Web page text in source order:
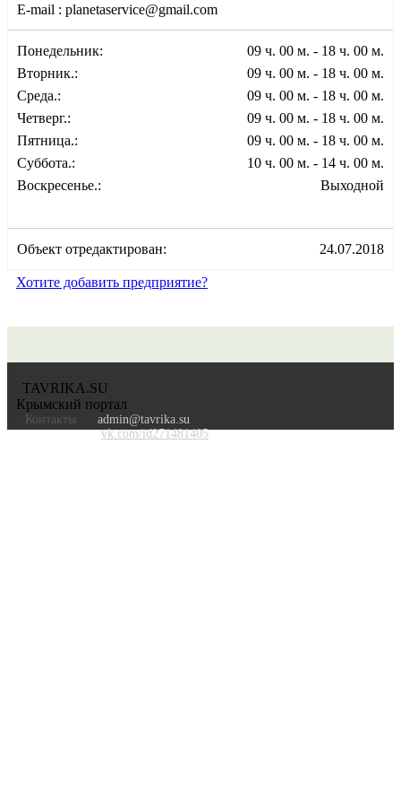
E-mail : planetaservice@gmail.com
Понедельник:
09 ч. 00 м. - 18 ч. 00 м.
Вторник.:
09 ч. 00 м. - 18 ч. 00 м.
Среда.:
09 ч. 00 м. - 18 ч. 00 м.
Четверг.:
09 ч. 00 м. - 18 ч. 00 м.
Пятница.:
09 ч. 00 м. - 18 ч. 00 м.
Суббота.:
10 ч. 00 м. - 14 ч. 00 м.
Воскресенье.:
Выходной
Объект отредактирован: 24.07.2018
Хотите добавить предприятие?
TAVRIKA.SU
Крымский портал
Контакты
admin@tavrika.su
vk.com/id271481405